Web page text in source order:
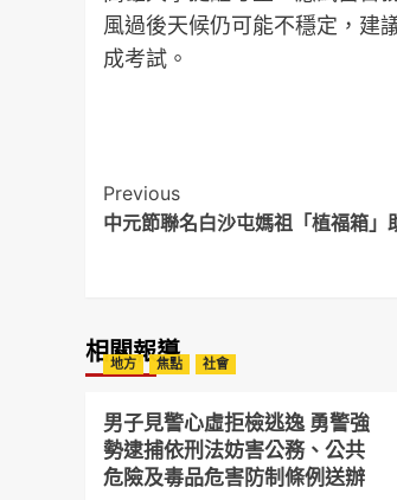
風過後天候仍可能不穩定，建
成考試。
Post
Navigation
Previous
中元節聯名白沙屯媽祖「植福箱」
相關報導
地方 焦點 社會
男子見警心虛拒檢逃逸 勇警強
勢逮捕依刑法妨害公務、公共
危險及毒品危害防制條例送辦